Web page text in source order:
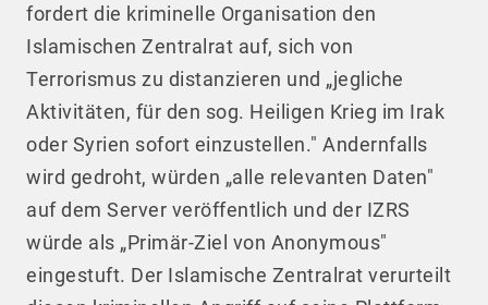
fordert die kriminelle Organisation den
Islamischen Zentralrat auf, sich von
Terrorismus zu distanzieren und „jegliche
Aktivitäten, für den sog. Heiligen Krieg im Irak
oder Syrien sofort einzustellen." Andernfalls
wird gedroht, würden „alle relevanten Daten"
auf dem Server veröffentlich und der IZRS
würde als „Primär-Ziel von Anonymous"
eingestuft. Der Islamische Zentralrat verurteilt